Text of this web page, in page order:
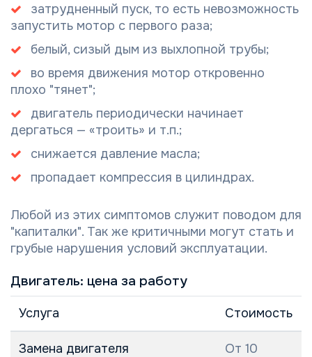
затрудненный пуск, то есть невозможность
запустить мотор с первого раза;
белый, сизый дым из выхлопной трубы;
во время движения мотор откровенно
плохо "тянет";
двигатель периодически начинает
дергаться — «троить» и т.п.;
снижается давление масла;
пропадает компрессия в цилиндрах.
Любой из этих симптомов служит поводом для
"капиталки". Так же критичными могут стать и
грубые нарушения условий эксплуатации.
Двигатель: цена за работу
Услуга Стоимость
Замена двигателя
От 10